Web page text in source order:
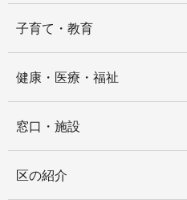
子育て・教育
健康・医療・福祉
窓口・施設
区の紹介